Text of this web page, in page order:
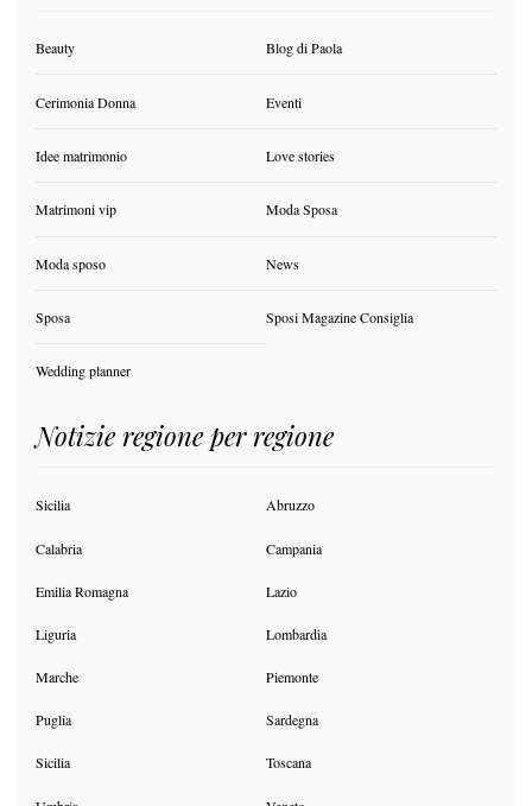
Beauty Blog di Paola
Cerimonia Donna Eventi
Idee matrimonio Love stories
Matrimoni vip Moda Sposa
Moda sposo News
Sposa Sposi Magazine Consiglia
Wedding planner
Notizie regione per regione
Sicilia Abruzzo
Calabria Campania
Emilia Romagna Lazio
Liguria Lombardia
Marche Piemonte
Puglia Sardegna
Sicilia Toscana